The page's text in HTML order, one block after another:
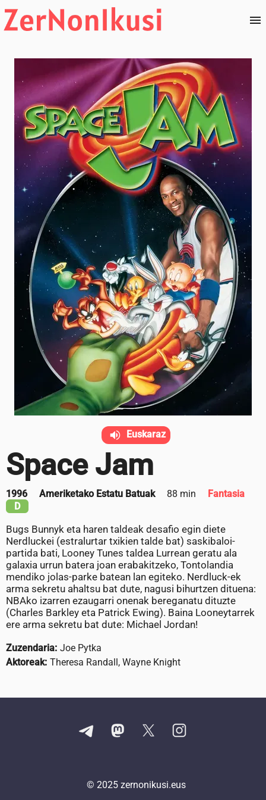
Space Jam
1996 Ameriketako Estatu Batuak 88 min
Fantasia
D
Bugs Bunnyk eta haren taldeak desafio egin diete
Nerdluckei (estralurtar txikien talde bat) saskibaloi-
partida bati, Looney Tunes taldea Lurrean geratu ala
galaxia urrun batera joan erabakitzeko, Tontolandia
mendiko jolas-parke batean lan egiteko. Nerdluck-ek
arma sekretu ahaltsu bat dute, nagusi bihurtzen dituena:
NBAko izarren ezaugarri onenak bereganatu dituzte
(Charles Barkley eta Patrick Ewing). Baina Looneytarrek
ere arma sekretu bat dute: Michael Jordan!
Zuzendaria: Joe Pytka
Aktoreak: Theresa Randall, Wayne Knight
Euskaraz
© 2025 zernonikusi.eus